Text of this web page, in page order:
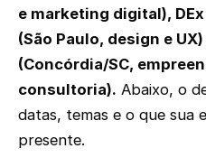
e marketing digital),
(São Paulo, design e
(Concórdia/SC,
consultoria). Abaixo, o
datas, temas e o que sua
presente.